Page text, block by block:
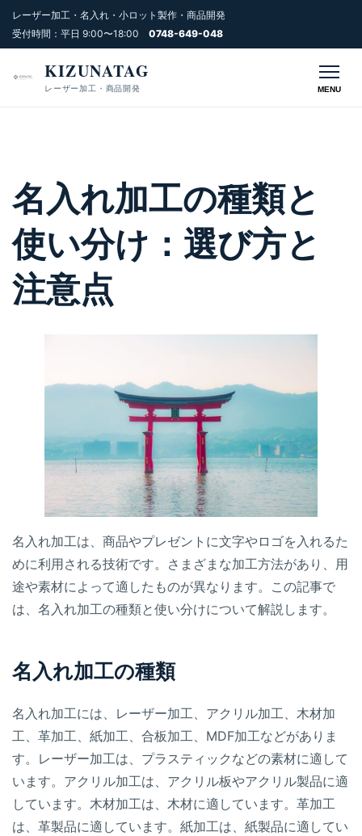
レーザー加工・名入れ・小ロット製作・商品開発
受付時間：平日 9:00〜18:00 0748-649-048
KIZUNATAG
レーザー加工・商品開発 MENU
名入れ加工の種類と
使い分け：選び方と
注意点
名入れ加工は、商品やプレゼントに文字やロゴを入れるた
めに利用される技術です。さまざまな加工方法があり、用
途や素材によって適したものが異なります。この記事で
は、名入れ加工の種類と使い分けについて解説します。
名入れ加工の種類
名入れ加工には、レーザー加工、アクリル加工、木材加
工、革加工、紙加工、合板加工、MDF加工などがありま
す。レーザー加工は、プラスティックなどの素材に適して
います。アクリル加工は、アクリル板やアクリル製品に適
しています。木材加工は、木材に適しています。革加工
は、革製品に適しています。紙加工は、紙製品に適してい